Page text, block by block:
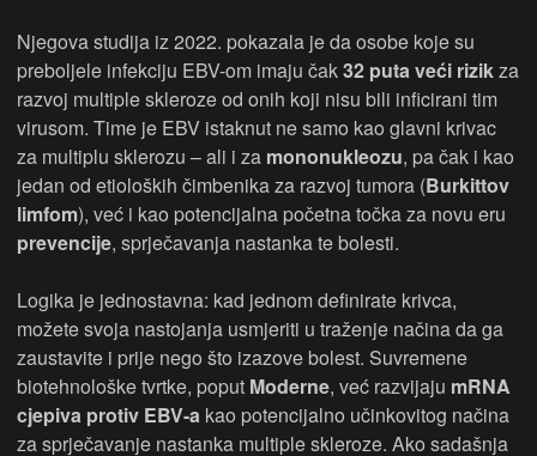
Njegova studija iz 2022. pokazala je da osobe koje su
preboljele infekciju EBV-om imaju čak32 puta veći rizikza
razvoj multiple skleroze od onih koji nisu bili inficirani tim
virusom. Time je EBV istaknut ne samo kao glavni krivac
za multiplu sklerozu – ali i za mononukleozu, pa čak i kao
jedan od etioloških čimbenika za razvoj tumora (Burkittov
limfom), već i kao potencijalna početna točka za novu eru
prevencije, sprječavanja nastanka te bolesti.
Logika je jednostavna: kad jednom definirate krivca,
možete svoja nastojanja usmjeriti u traženje načina da ga
zaustavite i prije nego što izazove bolest. Suvremene
biotehnološke tvrtke, poput Moderne, već razvijaju mRNA
cjepiva protiv EBV-a kao potencijalno učinkovitog načina
za sprječavanje nastanka multiple skleroze. Ako sadašnja